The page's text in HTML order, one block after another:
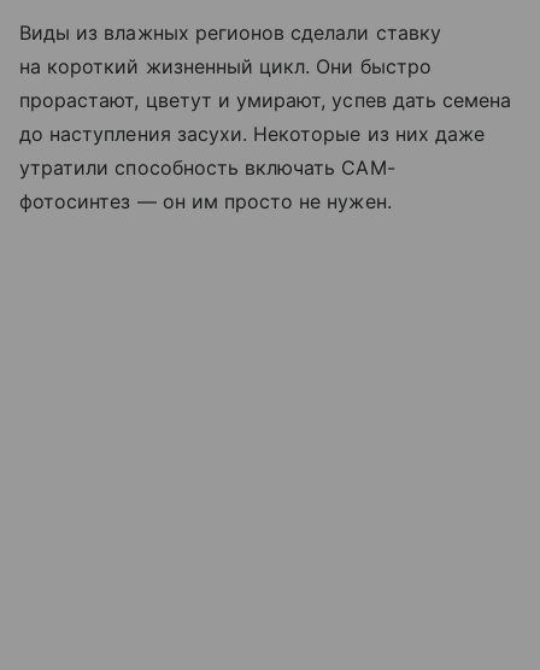
Виды из влажных регионов сделали ставку
на короткий жизненный цикл. Они быстро
прорастают, цветут и умирают, успев дать семена
до наступления засухи. Некоторые из них даже
утратили способность включать CAM-
фотосинтез — он им просто не нужен.